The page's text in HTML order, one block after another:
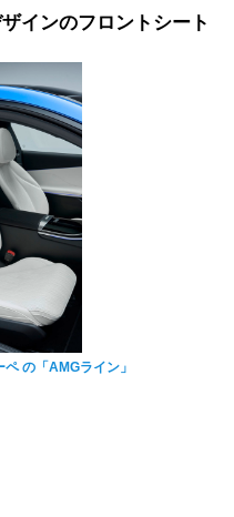
インのフロントシート
の「AMGライン」